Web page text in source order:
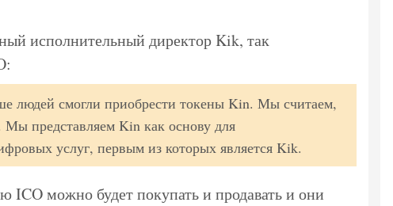
исполнительный директор Kik, так
людей смогли приобрести токены Kin. Мы считаем,
Мы представляем Kin как основу для
услуг, первым из которых является Kik.
ICO можно будет покупать и продавать и они